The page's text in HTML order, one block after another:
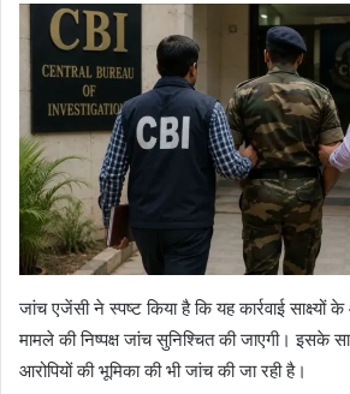
जांच एजेंसी ने स्पष्ट किया है कि यह कार्रवाई
मामले की निष्पक्ष जांच सुनिश्चित की जाएगी। इसके
आरोपियों की भूमिका की भी जांच की जा रही है।